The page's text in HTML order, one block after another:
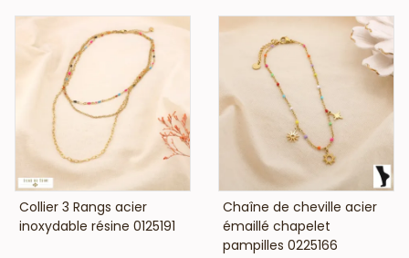
VOIR LE PRIX
Collier 3 Rangs acier
inoxydable résine 0125191
VOIR LE PRIX
Chaîne de cheville acier
émaillé chapelet
pampilles 0225166